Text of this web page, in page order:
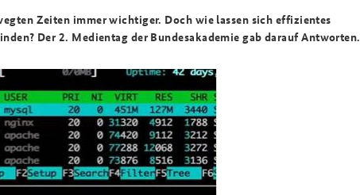
Zeiten immer wichtiger. Doch wie lassen sich effizientes
Der 2. Medientag der Bundesakademie gab darauf Antworten.